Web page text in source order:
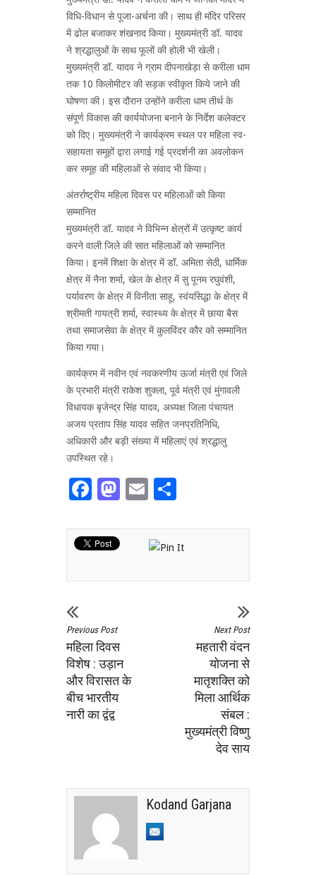
विधि-विधान से पूजा-अर्चना की। साथ ही मंदिर परिसर
में ढोल बजाकर शंखनाद किया। मुख्यमंत्री डॉ. यादव
ने श्रद्धालुओं के साथ फूलों की होली भी खेली।
मुख्यमंत्री डॉ. यादव ने ग्राम दीपनाखेड़ा से करीला धाम
तक 10 किलोमीटर की सड़क स्वीकृत किये जाने की
घोषणा की। इस दौरान उन्होंने करीला धाम तीर्थ के
संपूर्ण विकास की कार्ययोजना बनाने के निर्देश कलेक्टर
को दिए। मुख्यमंत्री ने कार्यक्रम स्थल पर महिला स्व-
सहायता समूहों द्वारा लगाई गई प्रदर्शनी का अवलोकन
कर समूह की महिलाओं से संवाद भी किया।
अंतर्राष्ट्रीय महिला दिवस पर महिलाओं को किया
सम्मानित
मुख्यमंत्री डॉ. यादव ने विभिन्न क्षेत्रों में उत्कृष्ट कार्य
करने वाली जिले की सात महिलाओं को सम्मानित
किया। इनमें शिक्षा के क्षेत्र में डॉ. अमिता सेठी, धार्मिक
क्षेत्र में नैना शर्मा, खेल के क्षेत्र में सु पूनम रघुवंशी,
पर्यावरण के क्षेत्र में विनीता साहू, स्वंयसिद्धा के क्षेत्र में
श्रीमती गायत्री शर्मा, स्वास्थ्य के क्षेत्र में छाया बैस
तथा समाजसेवा के क्षेत्र में कुलविंदर कौर को सम्मानित
किया गया।
कार्यक्रम में नवीन एवं नवकरणीय ऊर्जा मंत्री एवं जिले
के प्रभारी मंत्री राकेश शुक्ला, पूर्व मंत्री एवं मुंगावली
विधायक बृजेन्द्र सिंह यादव, अध्यक्ष जिला पंचायत
अजय प्रताप सिंह यादव सहित जनप्रतिनिधि,
अधिकारी और बड़ी संख्या में महिलाएं एवं श्रद्धालु
उपस्थित रहे।
Facebook
Mastodon
Email
Previous Post
महिला दिवस
विशेष : उड़ान
और विरासत के
बीच भारतीय
नारी का द्वंद्व
Next Post
महतारी वंदन
योजना से
मातृशक्ति को
मिला आर्थिक
संबल :
मुख्यमंत्री विष्णु
देव साय
Kodand Garjana